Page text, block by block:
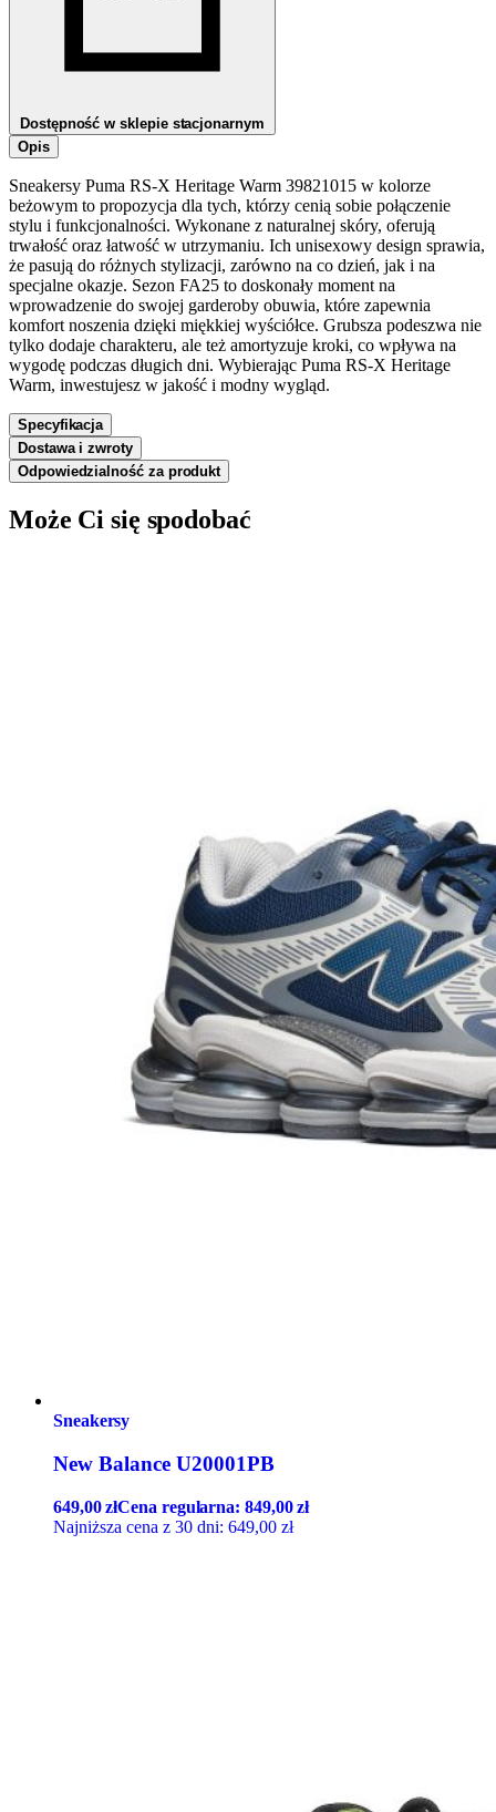
Dostępność w sklepie stacjonarnym
Opis
Sneakersy Puma RS-X Heritage Warm 39821015 w kolorze
beżowym to propozycja dla tych, którzy cenią sobie połączenie
stylu i funkcjonalności. Wykonane z naturalnej skóry, oferują
trwałość oraz łatwość w utrzymaniu. Ich unisexowy design sprawia,
że pasują do różnych stylizacji, zarówno na co dzień, jak i na
specjalne okazje. Sezon FA25 to doskonały moment na
wprowadzenie do swojej garderoby obuwia, które zapewnia
komfort noszenia dzięki miękkiej wyściółce. Grubsza podeszwa nie
tylko dodaje charakteru, ale też amortyzuje kroki, co wpływa na
wygodę podczas długich dni. Wybierając Puma RS-X Heritage
Warm, inwestujesz w jakość i modny wygląd.
Specyfikacja
Dostawa i zwroty
Odpowiedzialność za produkt
Może Ci się spodobać
Sneakersy
New Balance U20001PB
649,00złCena regularna:849,00zł
Najniższa cena z 30 dni: 649,00 zł